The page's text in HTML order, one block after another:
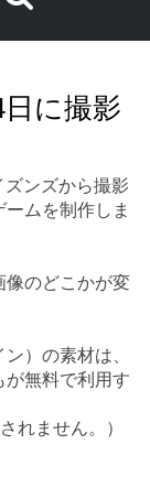
に撮影
ンズから撮影
ムを制作しま
像のどこかが変
）の素材は、
が無料で利用す
れません。）